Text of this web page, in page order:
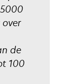
de
100